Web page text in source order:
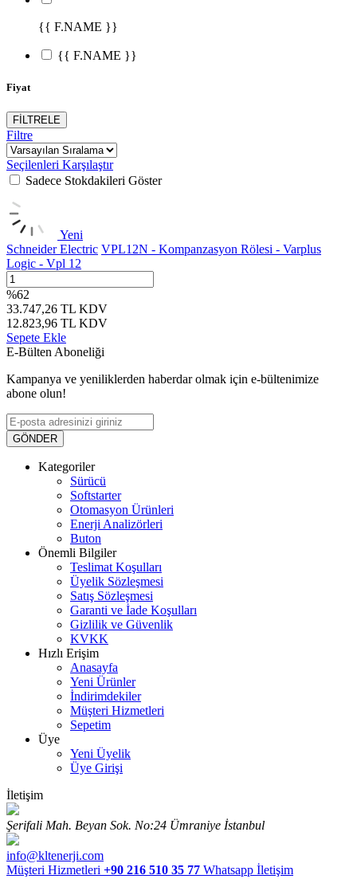
{{ F.NAME }}
{{ F.NAME }}
Fiyat
FİLTRELE
Filtre
Seçilenleri Karşılaştır
Sadece Stokdakileri Göster
Yeni
Schneider Electric VPL12N - Kompanzasyon Rölesi - Varplus
Logic - Vpl 12
%62
33.747,26 TL KDV
12.823,96 TL KDV
Sepete Ekle
E-Bülten Aboneliği
Kampanya ve yeniliklerden haberdar olmak için e-bültenimize
abone olun!
GÖNDER
Kategoriler
Sürücü
Softstarter
Otomasyon Ürünleri
Enerji Analizörleri
Buton
Önemli Bilgiler
Teslimat Koşulları
Üyelik Sözleşmesi
Satış Sözleşmesi
Garanti ve İade Koşulları
Gizlilik ve Güvenlik
KVKK
Hızlı Erişim
Anasayfa
Yeni Ürünler
İndirimdekiler
Müşteri Hizmetleri
Sepetim
Üye
Yeni Üyelik
Üye Girişi
İletişim
Şerifali Mah. Beyan Sok. No:24 Ümraniye İstanbul
info@kltenerji.com
Müşteri Hizmetleri +90 216 510 35 77 Whatsapp İletişim